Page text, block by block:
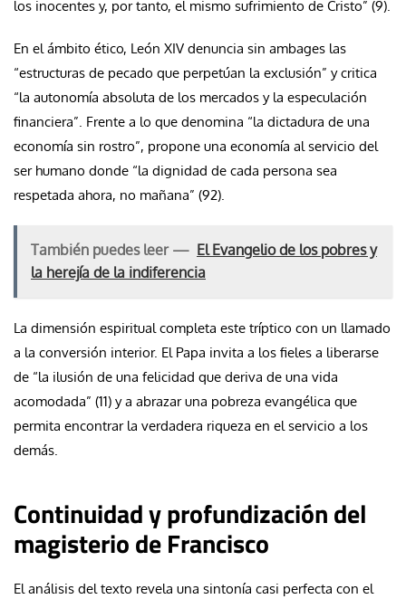
los inocentes y, por tanto, el mismo sufrimiento de Cristo” (9).
En el ámbito ético, León XIV denuncia sin ambages las
“estructuras de pecado que perpetúan la exclusión” y critica
“la autonomía absoluta de los mercados y la especulación
financiera”. Frente a lo que denomina “la dictadura de una
economía sin rostro”, propone una economía al servicio del
ser humano donde “la dignidad de cada persona sea
respetada ahora, no mañana” (92).
También puedes leer — El Evangelio de los pobres y
la herejía de la indiferencia
La dimensión espiritual completa este tríptico con un llamado
a la conversión interior. El Papa invita a los fieles a liberarse
de “la ilusión de una felicidad que deriva de una vida
acomodada” (11) y a abrazar una pobreza evangélica que
permita encontrar la verdadera riqueza en el servicio a los
demás.
Continuidad y profundización del
magisterio de Francisco
El análisis del texto revela una sintonía casi perfecta con el